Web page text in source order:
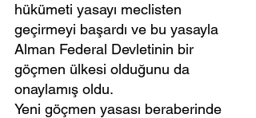
hükümeti yasayı meclisten
geçirmeyi başardı ve bu yasayla
Alman Federal Devletinin bir
göçmen ülkesi olduğunu da
onaylamış oldu.
Yeni göçmen yasası beraberinde